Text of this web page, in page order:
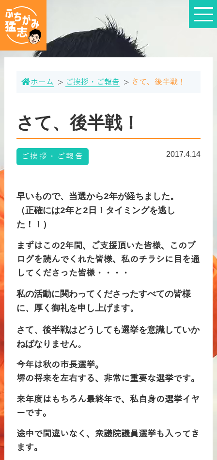
ホーム ご挨拶・ご報告 さて、後半戦！
さて、後半戦！
ご挨拶・ご報告 2017.4.14
早いもので、当選から2年が経ちました。
（正確には2年と2日！タイミングを逃し
た！！）
まずはこの2年間、ご支援頂いた皆様、このブ
ログを読んでくれた皆様、私のチラシに目を通
してくださった皆様・・・・
私の活動に関わってくださったすべての皆様
に、厚く御礼を申し上げます。
さて、後半戦はどうしても選挙を意識していか
ねばなりません。
今年は秋の市長選挙。
堺の将来を左右する、非常に重要な選挙です。
来年度はもちろん最終年で、私自身の選挙イヤ
ーです。
途中で間違いなく、衆議院議員選挙も入ってき
ます。